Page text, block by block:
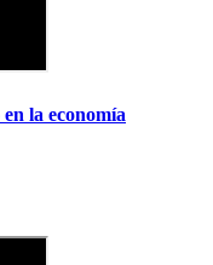
la economía